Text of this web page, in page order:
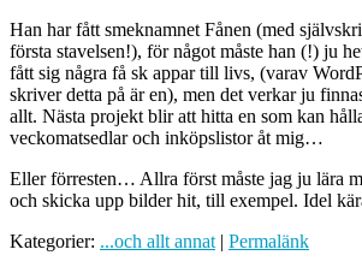
Han har fått smeknamnet Fånen (med
första stavelsen!), för något måste han (!) ju
fått sig några få sk appar till livs, (varav
skriver detta på är en), men det verkar ju
allt. Nästa projekt blir att hitta en som kan
veckomatsedlar och inköpslistor åt mig…
Eller förresten… Allra först måste jag ju lära
och skicka upp bilder hit, till exempel. Idel
Kategorier: ...och allt annat | Permalänk